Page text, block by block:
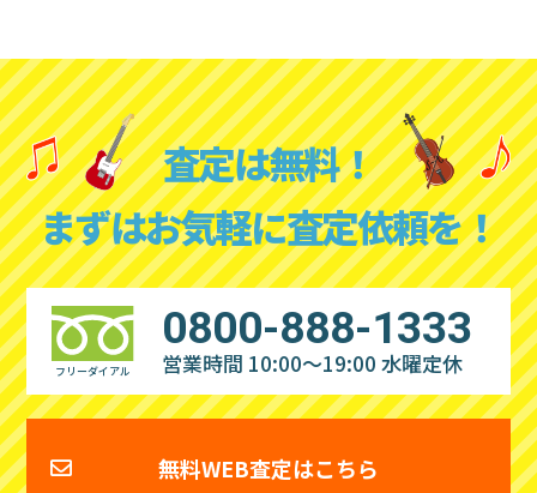
査定は無料！
まずはお気軽に査定依頼を！
フリーダイアル
0800-888-1333
営業時間 10:00～19:00 水曜定休
無料WEB査定はこちら